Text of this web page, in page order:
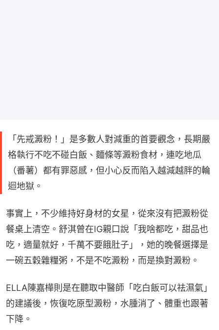
「先戒澱粉！」是多數人對減重的首要觀念，長期嚴
格執行不吃不碰白飯、麵條等澱粉食材，連吃地瓜
（番薯）都有罪惡感，但小心反而陷入越減越胖的輪
迴地獄。
事實上，不少維持好身材的女星，從來沒有把澱粉從
餐桌上清空。舒淇曾在IG親口說「我啥都吃，甜品也
吃，適量就好，千萬不要餓肚子」，她的晚餐選擇是
一碗五穀雜糧粥，不是不吃澱粉，而是換對澱粉。
ELLA陳嘉樺則是在聽取中醫師「吃白飯可以祛濕氣」
的建議後，恢復吃原型澱粉，水腫消了、體重也跟著
下降。